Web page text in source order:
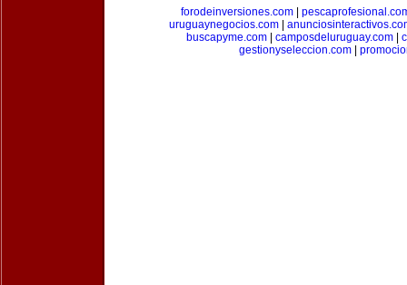
forodeinversiones.com
uruguaynegocios.com|
buscapyme.com
camposdeluruguay.com
gestionyseleccion.com|